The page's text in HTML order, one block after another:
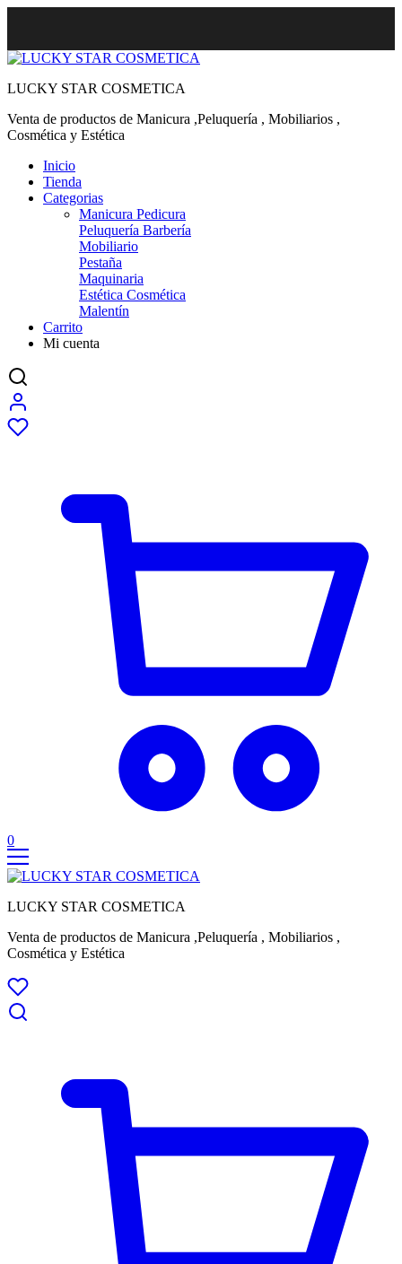
LUCKY STAR COSMETICA
Venta de productos de Manicura ,Peluquería , Mobiliarios ,
Cosmética y Estética
Inicio
Tienda
Categorias
Manicura Pedicura
Peluquería Barbería
Mobiliario
Pestaña
Maquinaria
Estética Cosmética
Malentín
Carrito
Mi cuenta
0
LUCKY STAR COSMETICA
Venta de productos de Manicura ,Peluquería , Mobiliarios ,
Cosmética y Estética